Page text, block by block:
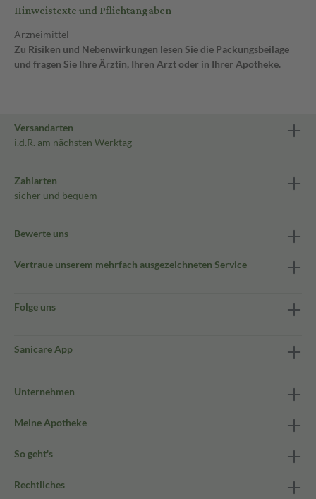
Hinweistexte und Pflichtangaben
Arzneimittel
Zu Risiken und Nebenwirkungen lesen Sie die Packungsbeilage
und fragen Sie Ihre Ärztin, Ihren Arzt oder in Ihrer Apotheke.
Versandarten
i.d.R. am nächsten Werktag
Zahlarten
sicher und bequem
Bewerte uns
Vertraue unserem mehrfach ausgezeichneten Service
Folge uns
Sanicare App
Unternehmen
Meine Apotheke
So geht's
Rechtliches